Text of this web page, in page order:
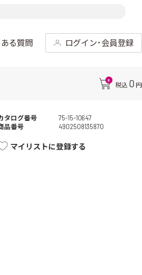
る質問 ログイン･会員登録
0
税込 0 円
タログ番号
75-15-10647
品番号
4902508135870
マイリストに登録する